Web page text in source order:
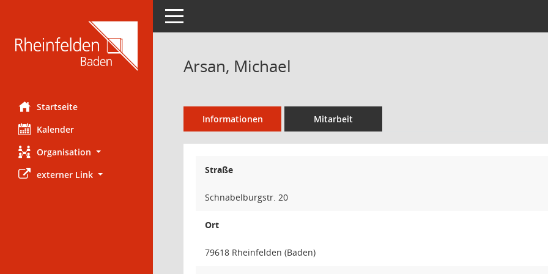
Startseite
Kalender
Organisation
externer Link
Toggle navigation
Arsan, Michael
Informationen Mitarbeit
Straße
Schnabelburgstr. 20
Ort
79618 Rheinfelden (Baden)